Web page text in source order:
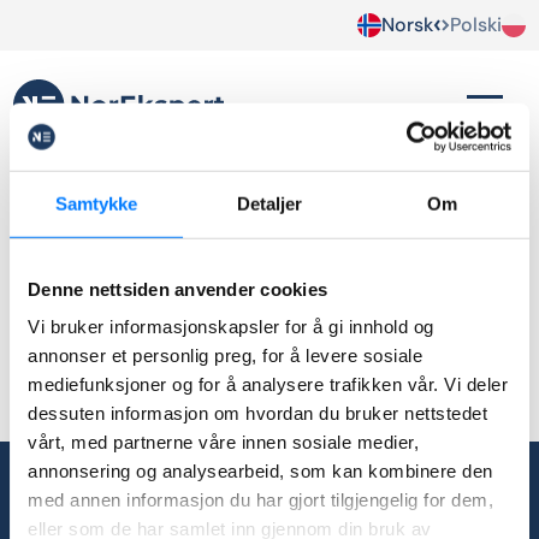
Samtykke Detaljer Om
Denne nettsiden anvender cookies
Vi bruker informasjonskapsler for å gi innhold og
annonser et personlig preg, for å levere sosiale
mediefunksjoner og for å analysere trafikken vår. Vi deler
dessuten informasjon om hvordan du bruker nettstedet
vårt, med partnerne våre innen sosiale medier,
annonsering og analysearbeid, som kan kombinere den
med annen informasjon du har gjort tilgjengelig for dem,
eller som de har samlet inn gjennom din bruk av
Norsk Polski
regnskap
Brak wpisów.
post@norekspert.no